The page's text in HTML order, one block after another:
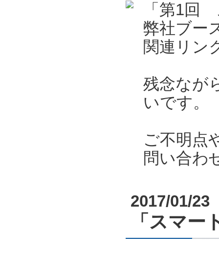
「第1回
弊社ブー
関連リン
残念なが
いです。
ご不明点
問い合わ
2017/01/23
「スマ